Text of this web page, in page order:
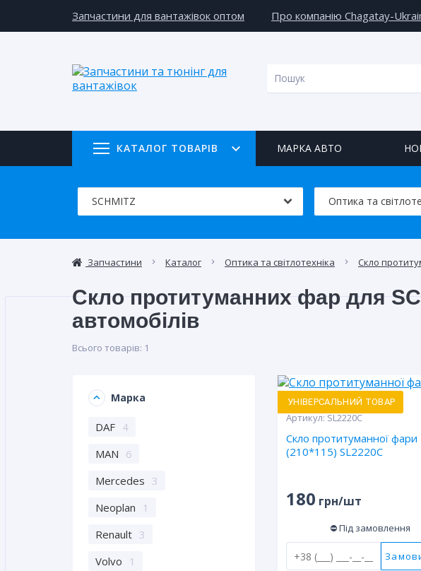
Запчастини для вантажівок оптом Про компанію Chagatay-
КАТАЛОГ ТОВАРІВ МАРКА АВТО
Запчастини Каталог Оптика та світлотехніка Скло
Скло протитуманних фар для
автомобілів
Всього товарів: 1
Марка
DAF 4
MAN 6
Mercedes 3
Neoplan
1
Renault 3
Volvo
1
УНІВЕРСАЛЬНИЙ ТОВАР
Артикул:SL2220C
Скло протитуманної фари
(210*115) SL2220C
180 грн/шт
⛔ Під замовлення